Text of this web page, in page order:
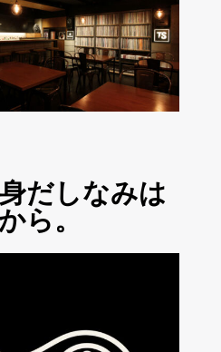
だしなみは
ら。